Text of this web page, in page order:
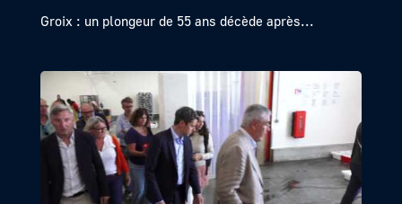
Groix : un plongeur de 55 ans décède après...